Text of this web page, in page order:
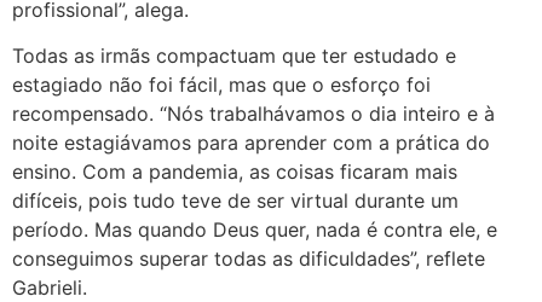
profissional”, alega.
Todas as irmãs compactuam que ter estudado e
estagiado não foi fácil, mas que o esforço foi
recompensado. “Nós trabalhávamos o dia inteiro e à
noite estagiávamos para aprender com a prática do
ensino. Com a pandemia, as coisas ficaram mais
difíceis, pois tudo teve de ser virtual durante um
período. Mas quando Deus quer, nada é contra ele, e
conseguimos superar todas as dificuldades”, reflete
Gabrieli.